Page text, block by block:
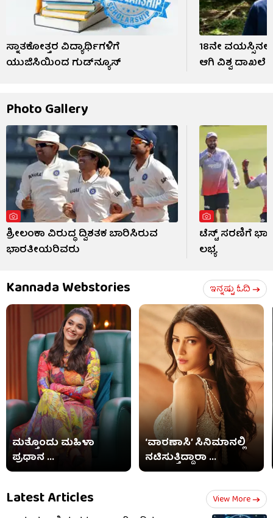
ಸ್ನಾತಕೋತ್ತರ ವಿದ್ಯಾರ್ಥಿಗಳಿಗೆ
ಯುಜಿಸಿಯಿಂದ ಗುಡ್​​ನ್ಯೂಸ್​
18ನೇ
ಆಗಿ ವಿಶ್ವ
Photo Gallery
ಶ್ರೀಲಂಕಾ ವಿರುದ್ಧ ದ್ವಿಶತಕ ಬಾರಿಸಿರುವ
ಭಾರತೀಯರಿವರು
ಟೆಸ್ಟ್ ಸರಣಿಗೆ
ಲಭ್ಯ
Kannada Webstories ಇನ್ನಷ್ಟು ಓದಿ
ಮತ್ತೊಂದು ಮಹಿಳಾ
ಪ್ರಧಾನ ...
‘ವಾರಣಾಸಿ’ ಸಿನಿಮಾನಲ್ಲಿ
ನಟಿಸುತ್ತಿದ್ದಾರಾ ...
Latest Articles View More